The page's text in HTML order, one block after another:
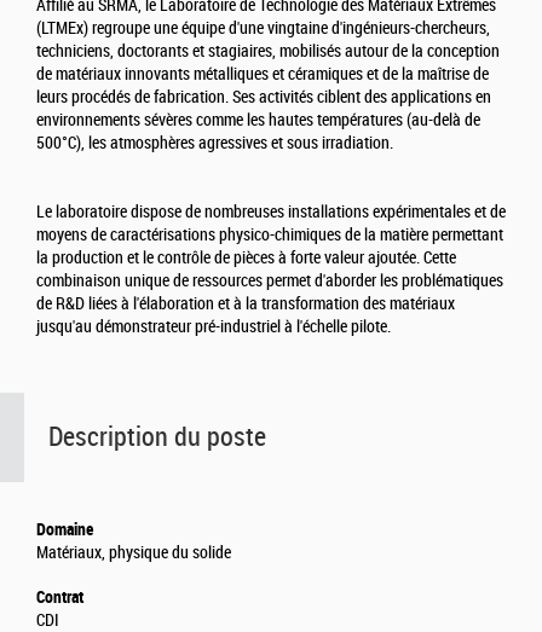
Description du poste
Domaine
Matériaux, physique du solide
Contrat
CDI
Affilié au SRMA, le Laboratoire de Technologie des Matériaux Extrêmes
(LTMEx) regroupe une équipe d'une vingtaine d'ingénieurs-chercheurs,
techniciens, doctorants et stagiaires, mobilisés autour de la conception
de matériaux innovants métalliques et céramiques et de la maîtrise de
leurs procédés de fabrication. Ses activités ciblent des applications en
environnements sévères comme les hautes températures (au-delà de
500°C), les atmosphères agressives et sous irradiation.
Le laboratoire dispose de nombreuses installations expérimentales et de
moyens de caractérisations physico-chimiques de la matière permettant
la production et le contrôle de pièces à forte valeur ajoutée. Cette
combinaison unique de ressources permet d'aborder les problématiques
de R&D liées à l'élaboration et à la transformation des matériaux
jusqu'au démonstrateur pré-industriel à l'échelle pilote.